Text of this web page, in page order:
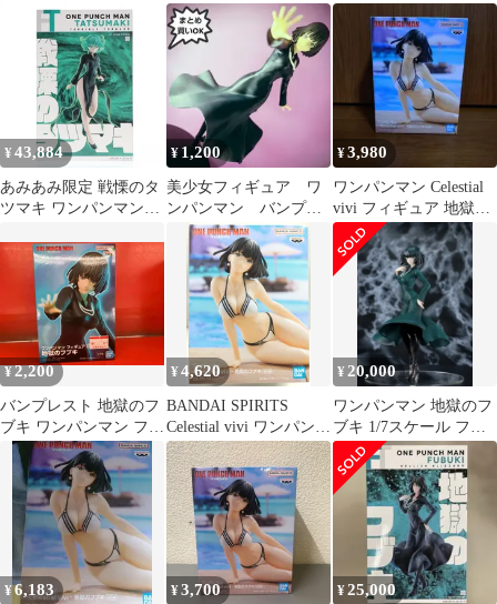
ン 地獄のフブキ
ア#6地獄のフブキ
マン」 フィギュア#6 地
獄のフブキ
¥ 43,884
あみあみ限定 戦慄のタ
ツマキ ワンパンマン
あみあみ/AMAKUNI(ア
マクニ)
¥1,200
美少女フィギュア ワ
ンパンマン バンプレ
スト 地獄のフブキ フ
ィギュア
¥3,980
ワンパンマン Celestial
vivi フィギュア 地獄の
フブキ
¥2,200
バンプレスト 地獄のフ
ブキ ワンパンマン フィ
ギュア #6 地獄のフブキ
¥4,620
BANDAI SPIRITS
Celestial vivi ワンパンマ
ン 地獄のフブキ
¥ 20,000
ワンパンマン 地獄のフ
ブキ 1/7スケール フィ
ギュアB'full
¥6,183 ¥3,700 ¥25,000